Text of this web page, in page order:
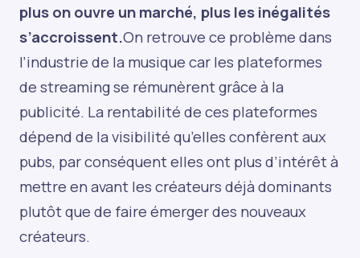
plus on ouvre un marché, plus les inégalités
s’accroissent.On retrouve ce problème dans
l’industrie de la musique car les plateformes
de streaming se rémunèrent grâce à la
publicité. La rentabilité de ces plateformes
dépend de la visibilité qu’elles confèrent aux
pubs, par conséquent elles ont plus d’intérêt à
mettre en avant les créateurs déjà dominants
plutôt que de faire émerger des nouveaux
créateurs.